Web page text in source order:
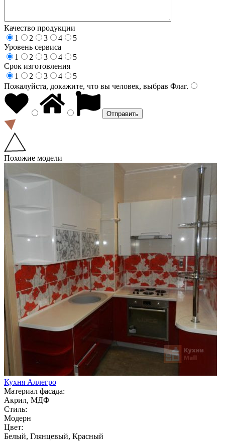
Качество продукции
1
2 3 4
5
Уровень сервиса
1
2 3 4
5
Срок изготовления
1
2 3 4
5
Пожалуйста, докажите, что вы человек, выбрав Флаг.
Похожие модели
Кухня Аллегро
Материал фасада:
Акрил, МДФ
Стиль:
Модерн
Цвет:
Белый, Глянцевый, Красный